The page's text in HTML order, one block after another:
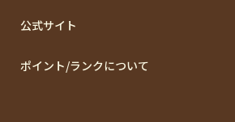
公式サイト
ポイント/ランクについて